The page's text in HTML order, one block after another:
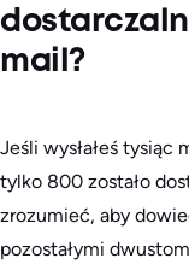
mail?
Jeśli wysłałeś tysiąc
tylko 800 zostało
zrozumieć, aby
pozostałymi